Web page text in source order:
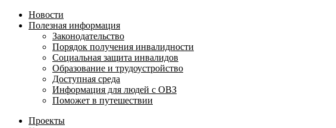
Новости
Полезная информация
Законодательство
Порядок получения инвалидности
Социальная защита инвалидов
Образование и трудоустройство
Доступная среда
Информация для людей с ОВЗ
Поможет в путешествии
Проекты